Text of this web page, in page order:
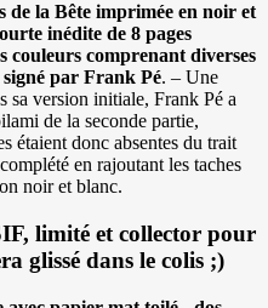
de la Bête imprimée en noir et
inédite de 8 pages
couleurs comprenant diverses
par Frank Pé. – Une
sa version initiale, Frank Pé a
de la seconde partie,
étaient donc absentes du trait
en rajoutant les taches
noir et blanc.
limité et collector pour
glissé dans le colis ;)